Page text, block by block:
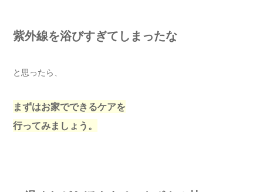
紫外線を浴びすぎてしまったな
と思ったら、
まずはお家でできるケアを
行ってみましょう。